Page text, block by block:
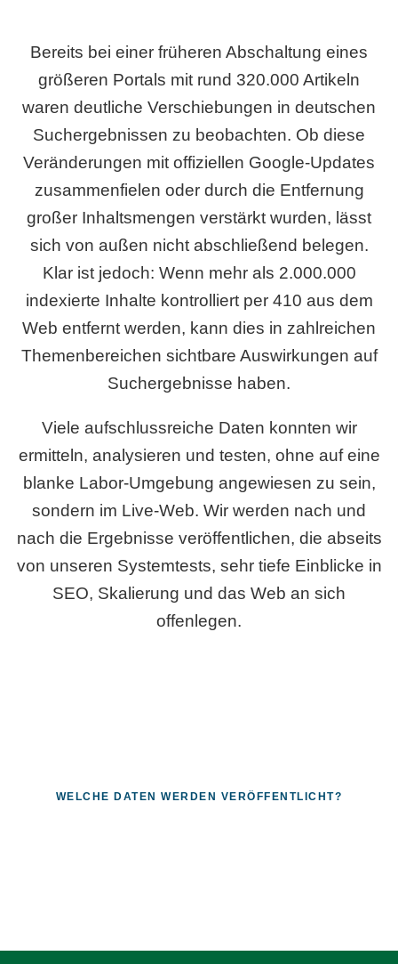
Bereits bei einer früheren Abschaltung eines
größeren Portals mit rund 320.000 Artikeln
waren deutliche Verschiebungen in deutschen
Suchergebnissen zu beobachten. Ob diese
Veränderungen mit offiziellen Google-Updates
zusammenfielen oder durch die Entfernung
großer Inhaltsmengen verstärkt wurden, lässt
sich von außen nicht abschließend belegen.
Klar ist jedoch: Wenn mehr als 2.000.000
indexierte Inhalte kontrolliert per 410 aus dem
Web entfernt werden, kann dies in zahlreichen
Themenbereichen sichtbare Auswirkungen auf
Suchergebnisse haben.
Viele aufschlussreiche Daten konnten wir
ermitteln, analysieren und testen, ohne auf eine
blanke Labor-Umgebung angewiesen zu sein,
sondern im Live-Web. Wir werden nach und
nach die Ergebnisse veröffentlichen, die abseits
von unseren Systemtests, sehr tiefe Einblicke in
SEO, Skalierung und das Web an sich
offenlegen.
WELCHE DATEN WERDEN VERÖFFENTLICHT?